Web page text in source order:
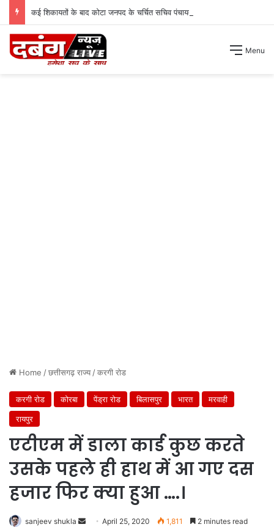
कई शिकायतों के बाद कोटा जनपद के चर्चित सचिव पंचायत से हटाए गए ।
Menu
Home /छत्तीसगढ़ राज्य/करगी रोड
करगी रोड कोरबा पेंड्रा रोड बिलासपुर भारत
मरवाही
रायपुर
एटीएम में डाला कार्ड कुछ करते
उसके पहले ही हाथ में आ गए दस
हजार फिर क्या हुआ ….।
sanjeev shukla
SendApril 25, 2020 1,811 2 minutes read